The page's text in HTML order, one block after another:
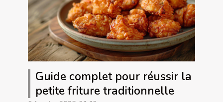
Guide complet pour réussir la
petite friture traditionnelle